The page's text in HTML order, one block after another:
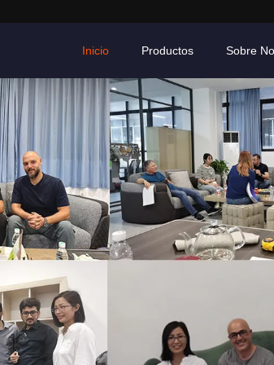
Inicio Productos Sobre